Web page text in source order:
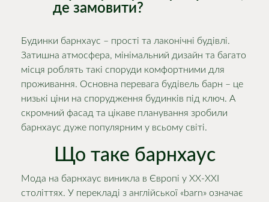
де замовити?
Будинки барнхаус – прості та лаконічні будівлі.
Затишна атмосфера, мінімальний дизайн та багато
місця роблять такі споруди комфортними для
проживання. Основна перевага будівель барн – це
низькі ціни на спорудження будинків під ключ. А
скромний фасад та цікаве планування зробили
барнхаус дуже популярним у всьому світі.
Що таке барнхаус
Мода на барнхаус виникла в Європі у ХХ-ХХІ
століттях. У перекладі з англійської «barn» означає